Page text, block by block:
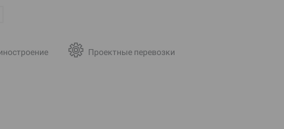
Проектные перевозки